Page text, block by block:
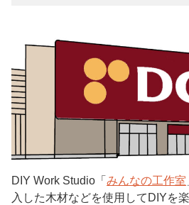
DIY Work Studio「 みんなの工作室
入した木材などを使用してDIYを